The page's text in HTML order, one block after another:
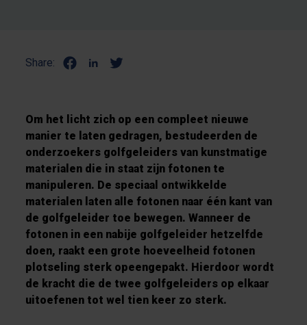
Share:
Om het licht zich op een compleet nieuwe
manier te laten gedragen, bestudeerden de
onderzoekers golfgeleiders van kunstmatige
materialen die in staat zijn fotonen te
manipuleren. De speciaal ontwikkelde
materialen laten alle fotonen naar één kant van
de golfgeleider toe bewegen. Wanneer de
fotonen in een nabije golfgeleider hetzelfde
doen, raakt een grote hoeveelheid fotonen
plotseling sterk opeengepakt. Hierdoor wordt
de kracht die de twee golfgeleiders op elkaar
uitoefenen tot wel tien keer zo sterk.